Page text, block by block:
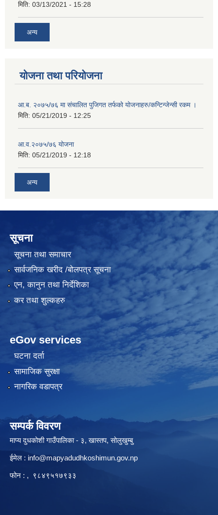
मिति: 03/13/2021 - 15:28
अन्य
योजना तथा परियोजना
आ.ब. २०७५/७६ मा संचालित पुजिगत तर्फको योजनाहरु/कन्टिन्जेन्सी रकम ।
मिति: 05/21/2019 - 12:25
आ.व.२०७५/७६ योजना
मिति: 05/21/2019 - 12:18
अन्य
सूचना
सूचना तथा समाचार
सार्वजनिक खरीद /बोलपत्र सूचना
एन, कानुन तथा निर्देशिका
कर तथा शुल्कहरु
eGov services
घटना दर्ता
सामाजिक सुरक्षा
नागरिक वडापत्र
सम्पर्क विवरण
माप्य दुधकोशी गाउँपालिका - ३, खास्तप, सोलुखुम्बु
ईमेल : info@mapyadudhkoshimun.gov.np
फोन : , ९८४९५१७९३३